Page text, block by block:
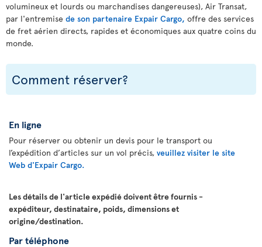
volumineux et lourds ou marchandises dangereuses), Air Transat,
par l'entremise de son partenaire Expair Cargo, offre des services
de fret aérien directs, rapides et économiques aux quatre coins du
monde.
Comment réserver?
En ligne
Pour réserver ou obtenir un devis pour le transport ou
l’expédition d’articles sur un vol précis, veuillez visiter le site
Web d'Expair Cargo.
Les détails de l'article expédié doivent être fournis -
expéditeur, destinataire, poids, dimensions et
origine/destination.
Par téléphone